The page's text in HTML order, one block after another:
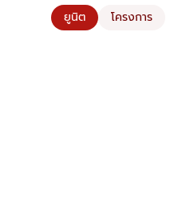
ยูนิต โครงการ